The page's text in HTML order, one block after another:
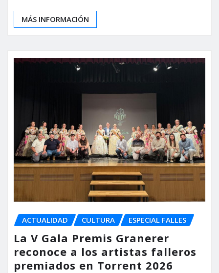
MÁS INFORMACIÓN
ACTUALIDAD CULTURA ESPECIAL FALLES
La V Gala Premis Granerer
reconoce a los artistas falleros
premiados en Torrent 2026